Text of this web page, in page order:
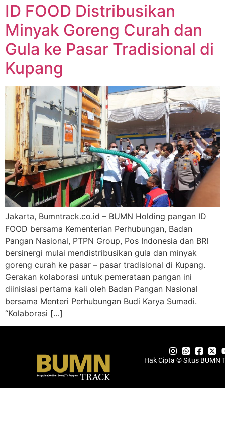
ID FOOD Distribusikan
Minyak Goreng Curah dan
Gula ke Pasar Tradisional di
Kupang
Jakarta, Bumntrack.co.id – BUMN Holding pangan ID
FOOD bersama Kementerian Perhubungan, Badan
Pangan Nasional, PTPN Group, Pos Indonesia dan BRI
bersinergi mulai mendistribusikan gula dan minyak
goreng curah ke pasar – pasar tradisional di Kupang.
Gerakan kolaborasi untuk pemerataan pangan ini
diinisiasi pertama kali oleh Badan Pangan Nasional
bersama Menteri Perhubungan Budi Karya Sumadi.
“Kolaborasi […]
Hak Cipta © Situs BUMN